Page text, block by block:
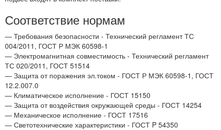
Соответствие нормам
— Требования безопасности - Технический регламент ТС
004/2011, ГОСТ Р МЭК 60598-1
— Электромагнитная совместимость - Технический регламент
ТС 020/2011, ГОСТ 51514
— Защита от поражения эл.током - ГОСТ Р МЭК 60598-1, ГОСТ
12.2.007.0
— Климатическое исполнение - ГОСТ 15150
— Защита от воздействия окружающей среды - ГОСТ 14254
— Механическое исполнение - ГОСТ 17516
— Светотехнические характеристики - ГОСТ P 54350